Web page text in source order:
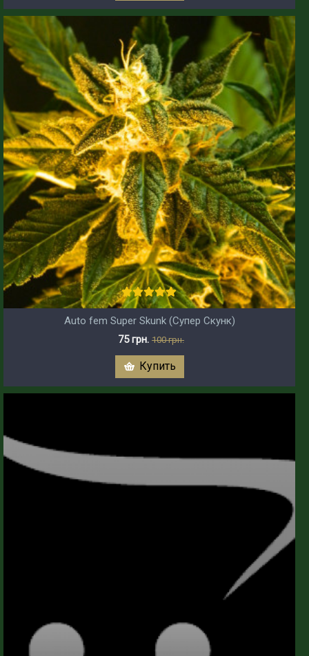
Auto fem Super Skunk (Супер Скунк)
75 грн. 100 грн.
Купить